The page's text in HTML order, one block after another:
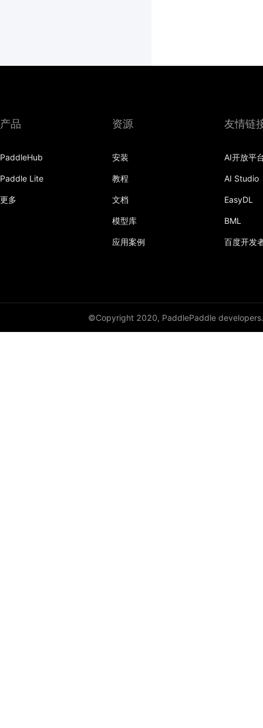
产品
PaddleHub
Paddle Lite
更多
资源
安装
教程
文档
模型库
应用案例
友情链
AI开放平
AI Studio
EasyDL
BML
百度开发
©Copyright 2020, PaddlePaddle developers.